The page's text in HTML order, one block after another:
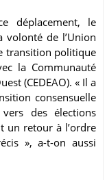
déplacement, le
volonté de l’Union
transition politique
la Communauté
(CEDEAO). « Il a
consensuelle
des élections
un retour à l’ordre
», a-t-on aussi